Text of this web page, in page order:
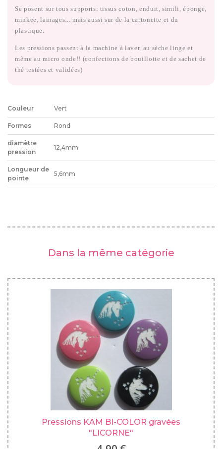
Se posent sur tous supports: tissus coton, enduit, simili, éponge,
minkee, lainages... mais aussi sur de la cartonette et du
plastique.
Les pressions passent à la machine à laver, au sèche linge et
même au micro onde!! (confections de bouillotte et de sachet de
thé testées et validées)
Couleur Vert
Formes Rond
diamètre
pression
12,4mm
Longueur de
pointe
5,6mm
Dans la même catégorie
Pressions KAM BI-COLOR gravées
"LICORNE"